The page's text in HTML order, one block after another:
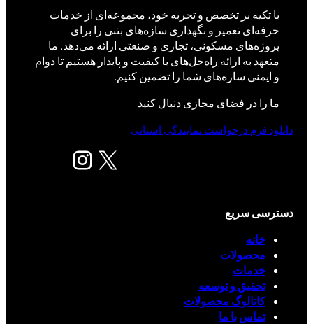
با تکیه بر تخصص و تجربه خود، مجموعه‌ای از خدمات
حرفه‌ای تعمیر و نگهداری سازه‌های بتنی را برای
پروژه‌های مسکونی، تجاری و صنعتی ارائه می‌دهد. ما
متعهد به ارائه راه‌حل‌های با کیفیت و پایدار هستیم تا دوام
و ایمنی سازه‌های شما را تضمین کنیم.
ما را در فضای مجازی دنبال کنید
X اینستاگرم
دانلود فرم درخواست نمایندگی استانی
دسترسی سریع
خانه
محصولات
خدمات
تحقیق و توسعه
کاتالوگ محصولات
تماس با ما